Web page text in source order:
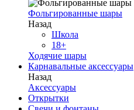
Фольгированные шары
Назад
Школа
18+
Ходячие шары
Карнавальные аксессуары
Назад
Аксессуары
Открытки